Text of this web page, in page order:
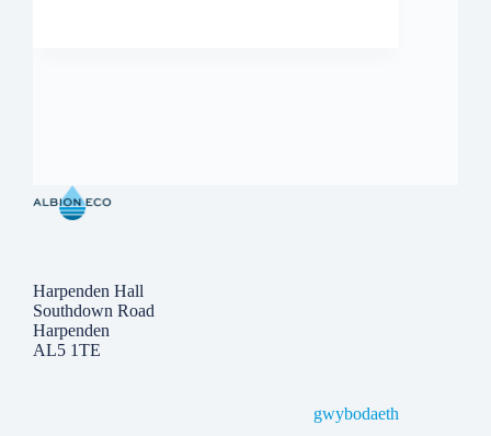
Harpenden Hall
Southdown Road
Harpenden
AL5 1TE
gwybodaeth